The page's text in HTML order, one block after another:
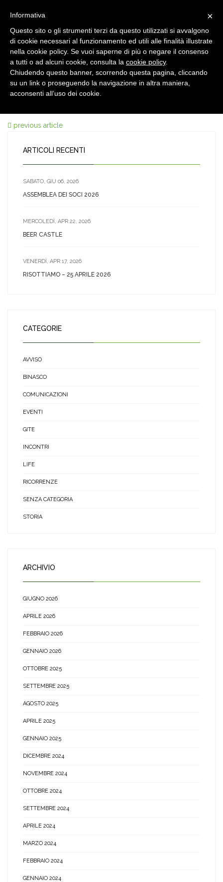
23 MAR, 2019
Cena Ridotto
previous article
ARTICOLI RECENTI
SABATO, GIU 06, 2026
ASSEMBLEA DEI SOCI 2026
MERCOLEDÌ, APR 22, 2026
BEER CASTLE
VENERDÌ, APR 17, 2026
RISOTTIAMO – 25 APRILE 2026
CATEGORIE
AVVISO
BINASCO
COMUNICAZIONI
EVENTI
GITE
INCONTRI
LIFE
RICORRENZE
SENZA CATEGORIA
STORIA
ARCHIVIO
GIUGNO 2026
APRILE 2026
FEBBRAIO 2026
GENNAIO 2026
OTTOBRE 2025
SETTEMBRE 2025
AGOSTO 2025
APRILE 2025
GENNAIO 2025
DICEMBRE 2024
NOVEMBRE 2024
OTTOBRE 2024
SETTEMBRE 2024
APRILE 2024
MARZO 2024
FEBBRAIO 2024
GENNAIO 2024
×
Informativa
Questo sito o gli strumenti terzi da questo utilizzati si avvalgono
di cookie necessari al funzionamento ed utili alle finalità illustrate
nella cookie policy. Se vuoi saperne di più o negare il consenso
a tutti o ad alcuni cookie, consulta la cookie policy.
Chiudendo questo banner, scorrendo questa pagina, cliccando
su un link o proseguendo la navigazione in altra maniera,
acconsenti all’uso dei cookie.